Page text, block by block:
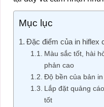
Mục lục
Đặc điểm của in hiflex
Màu sắc tốt, hài
phản cao
Độ bền của bản
Lắp đặt quảng
tốt